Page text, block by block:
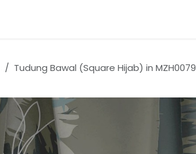
Tudung Bawal (Square Hijab) in MZH0079